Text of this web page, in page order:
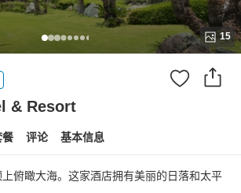
15
& Resort
餐 评论 基本信息
俯瞰大海。这家酒店拥有美丽的日落和太平